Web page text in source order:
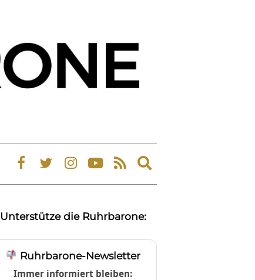
Expand
search
Unterstütze die Ruhrbarone:
Ruhrbarone-Newsletter
Immer informiert bleiben: